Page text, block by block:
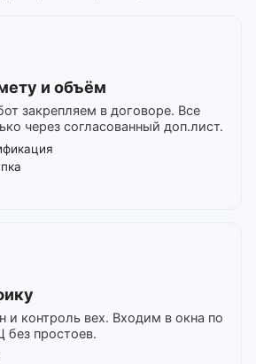
и объём
закрепляем в договоре. Все
через согласованный доп.лист.
и контроль вех. Входим в окна по
без простоев.